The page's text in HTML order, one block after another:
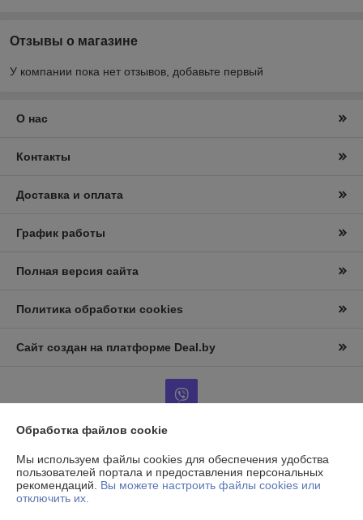
Отзывы о магазине
У компании пока нет отзывов, добавьте первый
О нас
Контакты
Доставка и оплата
График работы
Полная версия сайта
Политика обработки cookies
Сайт создан на платформе Deal.by
Информация для покупателя
Юридическое лицо:ООО «АльтернативаСервисТорг»
РБ, г.Минск, ул. Уборевича 99
Обработка файлов cookie
Мы используем файлы cookies для обеспечения удобства
пользователей портала и предоставления персональных
рекомендаций. Вы можете настроить файлы cookies или
отключить их.